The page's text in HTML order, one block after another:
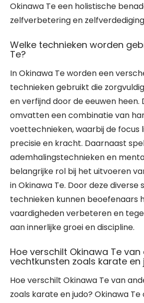
Okinawa Te een holistische
zelfverbetering en
Welke technieken worden
Te?
In Okinawa Te worden een
technieken gebruikt die
en verfijnd door de eeuwen heen.
omvatten een combinatie van
voettechnieken, waarbij de focus
precisie en kracht. Daarnaast
ademhalingstechnieken en
belangrijke rol bij het uitvoeren
in Okinawa Te. Door deze diverse
technieken kunnen beoefenaars
vaardigheden verbeteren en
aan innerlijke groei en discipline.
Hoe verschilt Okinawa Te
vechtkunsten zoals karate en
Hoe verschilt Okinawa Te van
zoals karate en judo? Okinawa